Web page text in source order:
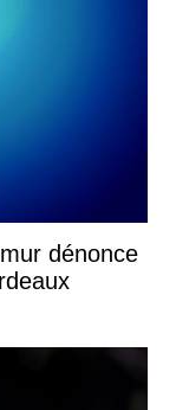
dénonce